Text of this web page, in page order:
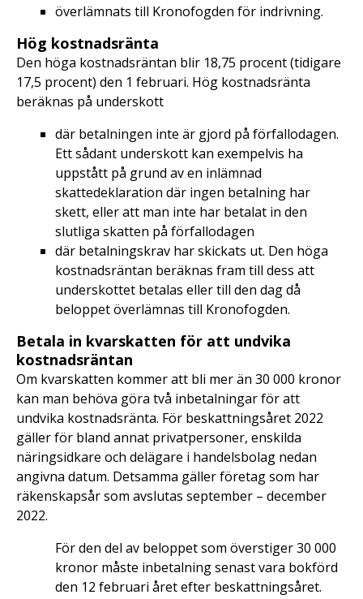
överlämnats till Kronofogden för indrivning.
Hög kostnadsränta
Den höga kostnadsräntan blir 18,75 procent (tidigare
17,5 procent) den 1 februari. Hög kostnadsränta
beräknas på underskott
där betalningen inte är gjord på förfallodagen.
Ett sådant underskott kan exempelvis ha
uppstått på grund av en inlämnad
skattedeklaration där ingen betalning har
skett, eller att man inte har betalat in den
slutliga skatten på förfallodagen
där betalningskrav har skickats ut. Den höga
kostnadsräntan beräknas fram till dess att
underskottet betalas eller till den dag då
beloppet överlämnas till Kronofogden.
Betala in kvarskatten för att undvika
kostnadsräntan
Om kvarskatten kommer att bli mer än 30 000 kronor
kan man behöva göra två inbetalningar för att
undvika kostnadsränta. För beskattningsåret 2022
gäller för bland annat privatpersoner, enskilda
näringsidkare och delägare i handelsbolag nedan
angivna datum. Detsamma gäller företag som har
räkenskapsår som avslutas september – december
2022.
För den del av beloppet som överstiger 30 000
kronor måste inbetalning senast vara bokförd
den 12 februari året efter beskattningsåret.